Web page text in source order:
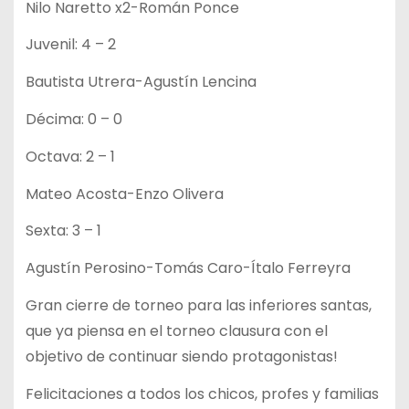
Nilo Naretto x2-Román Ponce
Juvenil: 4 – 2
Bautista Utrera-Agustín Lencina
Décima: 0 – 0
Octava: 2 – 1
Mateo Acosta-Enzo Olivera
Sexta: 3 – 1
Agustín Perosino-Tomás Caro-Ítalo Ferreyra
Gran cierre de torneo para las inferiores santas,
que ya piensa en el torneo clausura con el
objetivo de continuar siendo protagonistas!
Felicitaciones a todos los chicos, profes y familias